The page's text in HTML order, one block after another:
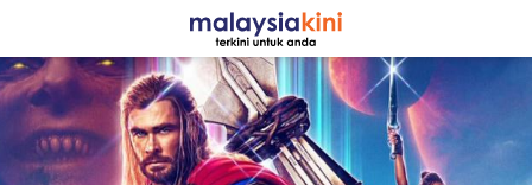
ADS